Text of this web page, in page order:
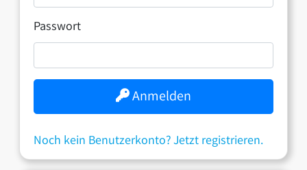
Passwort
Anmelden
Noch kein Benutzerkonto? Jetzt registrieren.